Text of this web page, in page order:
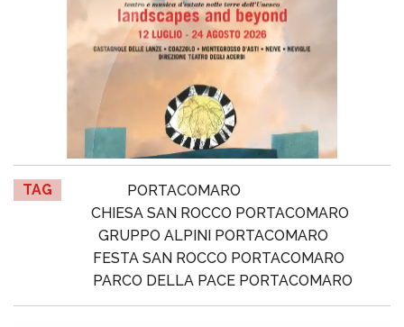
TAG
PORTACOMARO
CHIESA SAN ROCCO PORTACOMARO
GRUPPO ALPINI PORTACOMARO
FESTA SAN ROCCO PORTACOMARO
PARCO DELLA PACE PORTACOMARO